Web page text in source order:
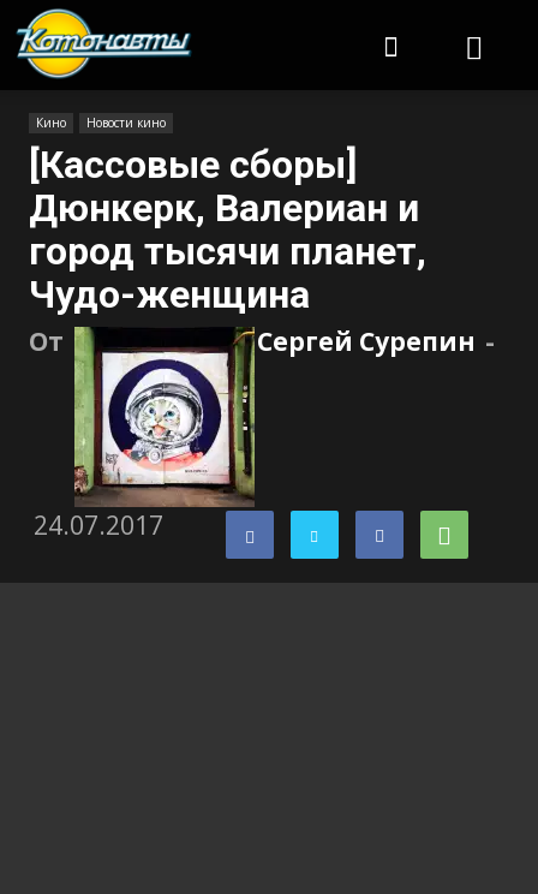
Кино Новости кино
[Кассовые сборы]
Дюнкерк, Валериан и
город тысячи планет,
Чудо-женщина
От Сергей Сурепин -
24.07.2017